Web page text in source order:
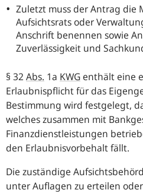
Zuletzt muss der Antrag die
Aufsichtsrats oder
Anschrift benennen sowie
Zuverlässigkeit und
§ 32 Abs. 1a KWG enthält eine
Erlaubnispflicht für das
Bestimmung wird festgelegt,
welches zusammen mit
Finanzdienstleistungen
den Erlaubnisvorbehalt fällt.
Die zuständige
unter Auflagen zu erteilen